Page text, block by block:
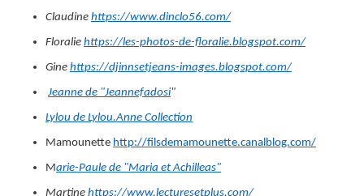
Claudine https://www.dinclo56.com/
Floralie https://les-photos-de-floralie.blogspot.com/
Gine https://djinnsetjeans-images.blogspot.com/
Jeanne de "Jeannefadosi"
Lylou de Lylou.Anne Collection
Mamounette http://filsdemamounette.canalblog.com/
Marie-Paule de "Maria et Achilleas"
Martine https://www.lecturesetplus.com/